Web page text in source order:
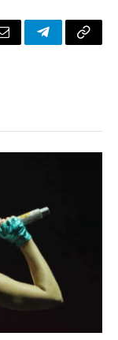
CorreoTelegrama